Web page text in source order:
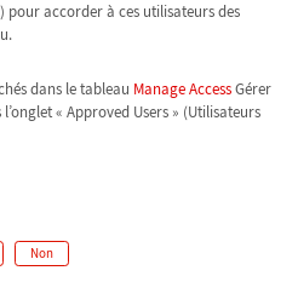
pour accorder à ces utilisateurs des
dans le tableau Manage AccessGérer
« Approved Users » (Utilisateurs
Non